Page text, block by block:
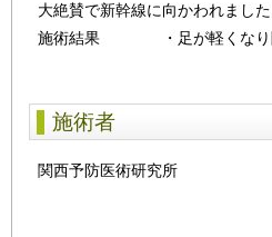
大絶賛で新幹線に向かわれました
施術結果 ・足が軽くなり階
施術者
関西予防医術研究所